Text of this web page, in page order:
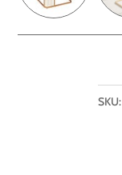
SKU: